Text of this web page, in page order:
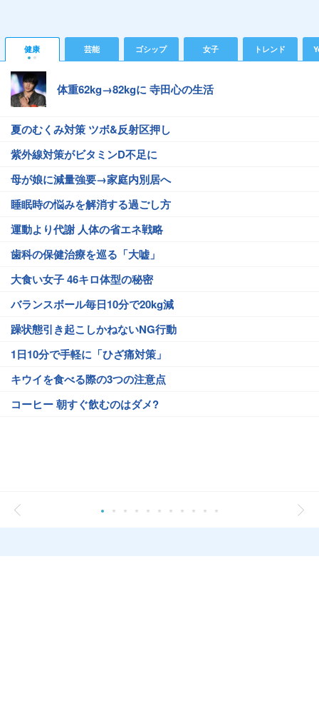
健康 芸能 ゴシップ 女子 トレンド
体重62kg→82kgに 寺田心の生活
夏のむくみ対策 ツボ&反射区押し
紫外線対策がビタミンD不足に
母が娘に減量強要→家庭内別居へ
睡眠時の悩みを解消する過ごし方
運動より代謝 人体の省エネ戦略
歯科の保健治療を巡る「大嘘」
大食い女子 46キロ体型の秘密
バランスボール毎日10分で20kg減
躁状態引き起こしかねないNG行動
1日10分で手軽に「ひざ痛対策」
キウイを食べる際の3つの注意点
コーヒー 朝すぐ飲むのはダメ?